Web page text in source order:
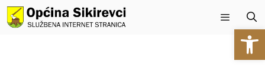
Preskoči
na
Izbornik